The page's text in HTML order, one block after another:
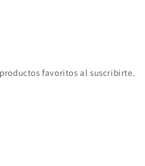
favoritos al suscribirte.